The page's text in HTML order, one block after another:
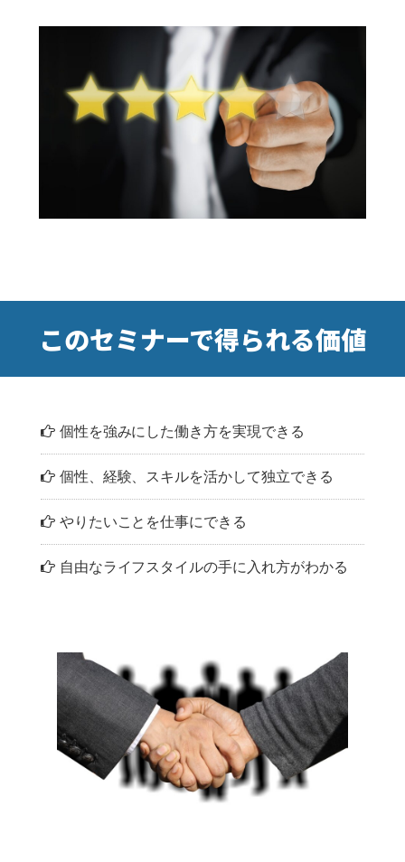
このセミナーで得られる価値
個性を強みにした働き方を実現できる
個性、経験、スキルを活かして独立できる
やりたいことを仕事にできる
自由なライフスタイルの手に入れ方がわかる